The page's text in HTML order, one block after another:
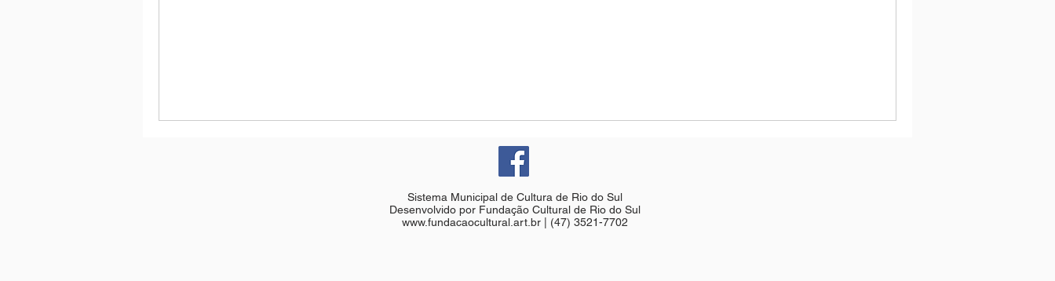
Sistema Municipal de Cultura de Rio do Sul
Desenvolvido por Fundação Cultural de Rio do Sul
www.fundacaocultural.art.br | (47) 3521-7702